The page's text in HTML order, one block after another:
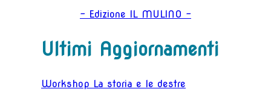
- Edizione IL MULINO -
Ultimi Aggiornamenti
Workshop La storia e le destre